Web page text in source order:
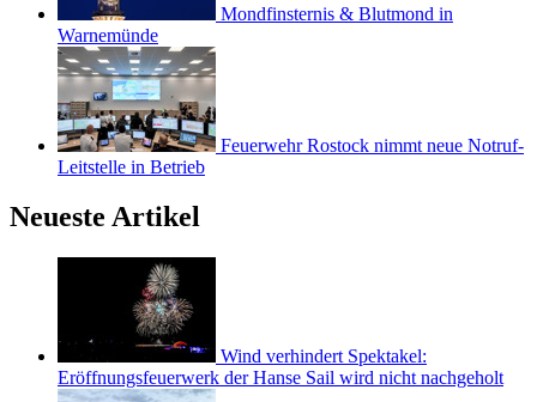
Mondfinsternis & Blutmond in
Warnemünde
Feuerwehr Rostock nimmt neue Notruf-
Leitstelle in Betrieb
Neueste Artikel
Wind verhindert Spektakel:
Eröffnungsfeuerwerk der Hanse Sail wird nicht nachgeholt